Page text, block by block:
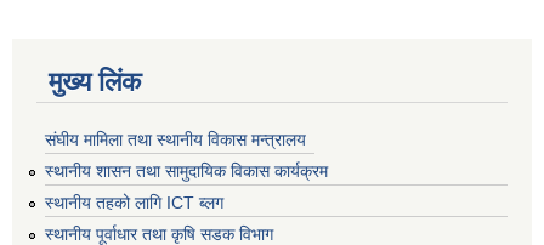
मुख्य लिंक
संघीय मामिला तथा स्थानीय विकास मन्त्रालय
स्थानीय शासन तथा सामुदायिक विकास कार्यक्रम
स्थानीय तहको लागि ICT ब्लग
स्थानीय पूर्वाधार तथा कृषि सडक विभाग